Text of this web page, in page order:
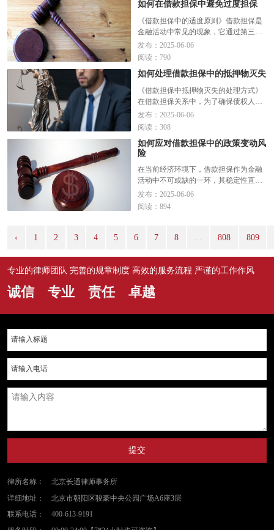
关系。本文将从几个方面来分析如何确
定借款担保中的利息计算方式...阅读全
文>>
如何在借款担保中避免过度担保
《借款担保中的适度原则》借款担保是
金融活动中常见的现象，它通过第三方
或资产的担保，降低贷款风险，提高贷
款方的信任度。然而，担保额度的设定
保不仅会增加借款人的经济负担，而且
在某些情况下还可能引发法律...阅读全
文>>
发布：2025-06-06
阅读：790
如何处理借款担保中的抵押物灭失
《借款担保中抵押物灭失的处理方式》
在借款担保关系中，为了确保债权人的
利益，债务人通常会提供一定的担保，
而抵押物则是最常见的担保形式之一。
害、意外事故等不可抗力因素，抵押物
可能会出现灭失的情况。面对...
文>>
发布：2025-06-06
阅读：308
如何应对借款担保中的政策变动风
险
在当前经济环境下，借款担保作为金融
活动中不可或缺的一环，其稳定性直接
关系到借贷双方的利益。然而，随着国
家宏观经济政策的调整和金融市场环境
人以及金融机构带来不确定性，... 阅读
发布：2025-06-06
阅读：894
‹ 1 2 3 4 5 6 7 8 808 809
专业的律师团队 完善的规章制度 高效的服务流程 严谨的工作作风
诚信 专业 责任 卓越
提交
律所名称：
北京长通律师事务所
详细地址：
北京市朝阳区骏豪中央公园广场A6座3层
联系电话：
400-613-9191